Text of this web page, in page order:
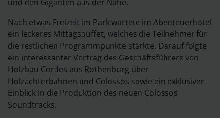
und den Giganten aus der Nähe.
Nach etwas Freizeit im Park wartete im Abenteuerhotel
ein leckeres Mittagsbuffet, welches die Teilnehmer für
die restlichen Programmpunkte stärkte. Darauf folgte
ein interessanter Vortrag des Geschäftsführers von
Holzbau Cordes aus Rothenburg über
Holzachterbahnen und Colossos sowie ein exklusiver
Einblick in die Produktion des neuen Colossos
Soundtracks.